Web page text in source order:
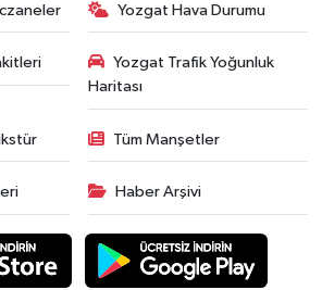
Yozgat Hava Durumu
Yozgat Trafik Yoğunluk
Haritası
Tüm Manşetler
Haber Arşivi